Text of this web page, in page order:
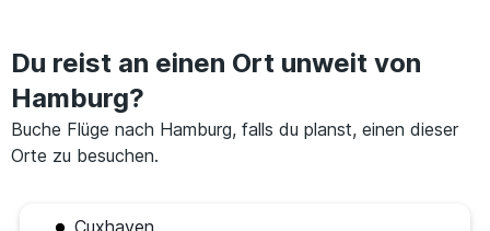
Du reist an einen Ort unweit von
Hamburg?
Buche Flüge nach Hamburg, falls du planst, einen dieser
Orte zu besuchen.